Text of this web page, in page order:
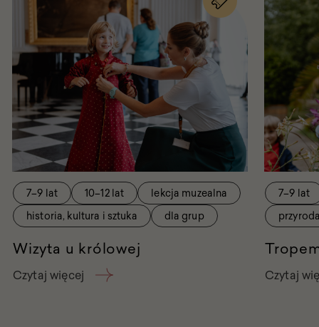
Wizyta u królowej
7–9 lat 10–12 lat
lekcja muzealna
historia, kultura i sztuka
dla grup
Czytaj więcej
na
wydarzenie
u
królowej
7–9 lat
Czytaj